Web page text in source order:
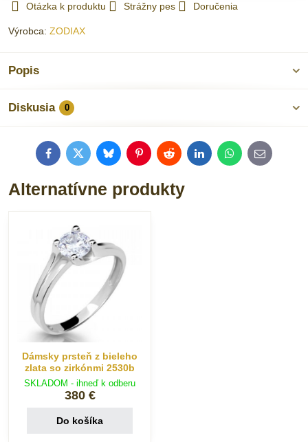
Otázka k produktu Strážny pes Doručenia
Výrobca: ZODIAX
Popis
Diskusia 0
FacebookTwitterBlueskyPinterestRedditLinkedInWhatsApp
E-
mail
Alternatívne produkty
Dámsky prsteň z bieleho
zlata so zirkónmi 2530b
SKLADOM - ihneď k odberu
380 €
Do košíka